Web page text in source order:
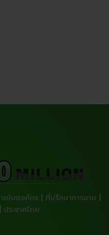
ในองค์กร | ที่ปรึกษาการขาย |
ระเทศไทย